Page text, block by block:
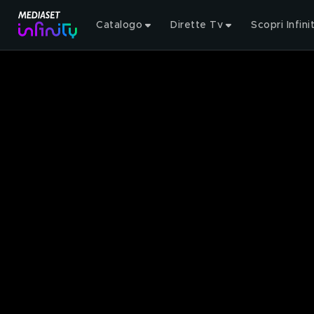
Catalogo Dirette Tv Scopri